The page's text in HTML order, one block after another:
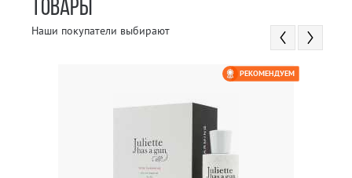
ТОВАРЫ
Наши покупатели выбирают
РЕКОМЕНДУЕМ